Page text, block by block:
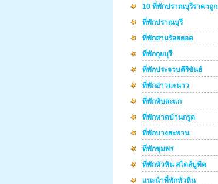
10 ที่พักปราณบุรีราคาถูก
ที่พักปราณบุรี
ที่พักสามร้อยยอด
ที่พักกุยบุรี
ที่พักประจวบคีรีขันธ์
ที่พักอ่าวมะนาว
ที่พักทับสะแก
ที่พักหาดบ้านกรูด
ที่พักบางสะพาน
ที่พักชุมพร
ที่พักหัวหิน สไตล์บูทีค
แนะนำที่พักหัวหิน